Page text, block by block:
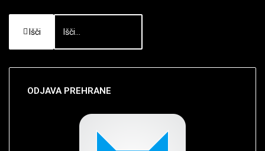
Išči
ODJAVAPREHRANE